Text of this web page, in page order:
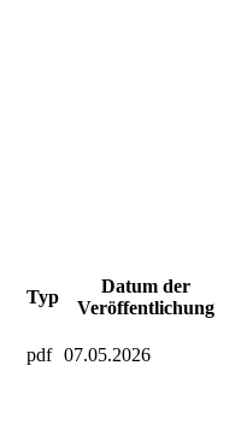
Typ
Datum der
Veröffentlichung
pdf 07.05.2026